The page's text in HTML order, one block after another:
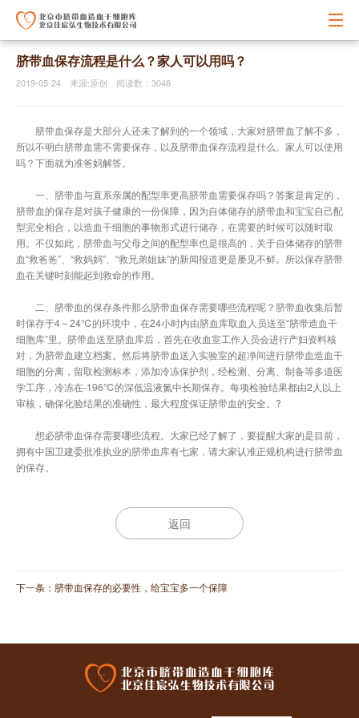
脐带血保存流程是什么？家人可以用吗？
2019-05-24 来源:原创 阅读数：3046
脐带血保存是大部分人还未了解到的一个领域，大家对脐带血了解不多，
所以不明白脐带血需不需要保存，以及脐带血保存流程是什么。家人可以使用
吗？下面就为准爸妈解答。
一、脐带血与直系亲属的配型率更高脐带血需要保存吗？答案是肯定的，
脐带血的保存是对孩子健康的一份保障，因为自体储存的脐带血和宝宝自己配
型完全相合，以造血干细胞的事物形式进行储存，在需要的时候可以随时取
用。不仅如此，脐带血与父母之间的配型率也是很高的，关于自体储存的脐带
血“救爸爸”、“救妈妈”、“救兄弟姐妹”的新闻报道更是屡见不鲜。所以保存脐带
血在关键时刻能起到救命的作用。
二、脐带血的保存条件那么脐带血保存需要哪些流程呢？脐带血收集后暂
时保存于4～24℃的环境中，在24小时内由脐血库取血人员送至“脐带造血干
细胞库”里。脐带血送至脐血库后，首先在收血室工作人员会进行产妇资料核
对，为脐带血建立档案。然后将脐带血送入实验室的超净间进行脐带血造血干
细胞的分离，留取检测标本，添加冷冻保护剂，经检测、分离、制备等多道医
学工序，冷冻在-196℃的深低温液氮中长期保存。每项检验结果都由2人以上
审核，确保化验结果的准确性，最大程度保证脐带血的安全。?
想必脐带血保存需要哪些流程。大家已经了解了，要提醒大家的是目前，
拥有中国卫建委批准执业的脐带血库有七家，请大家认准正规机构进行脐带血
的保存。
返回
下一条： 脐带血保存的必要性，给宝宝多一个保障